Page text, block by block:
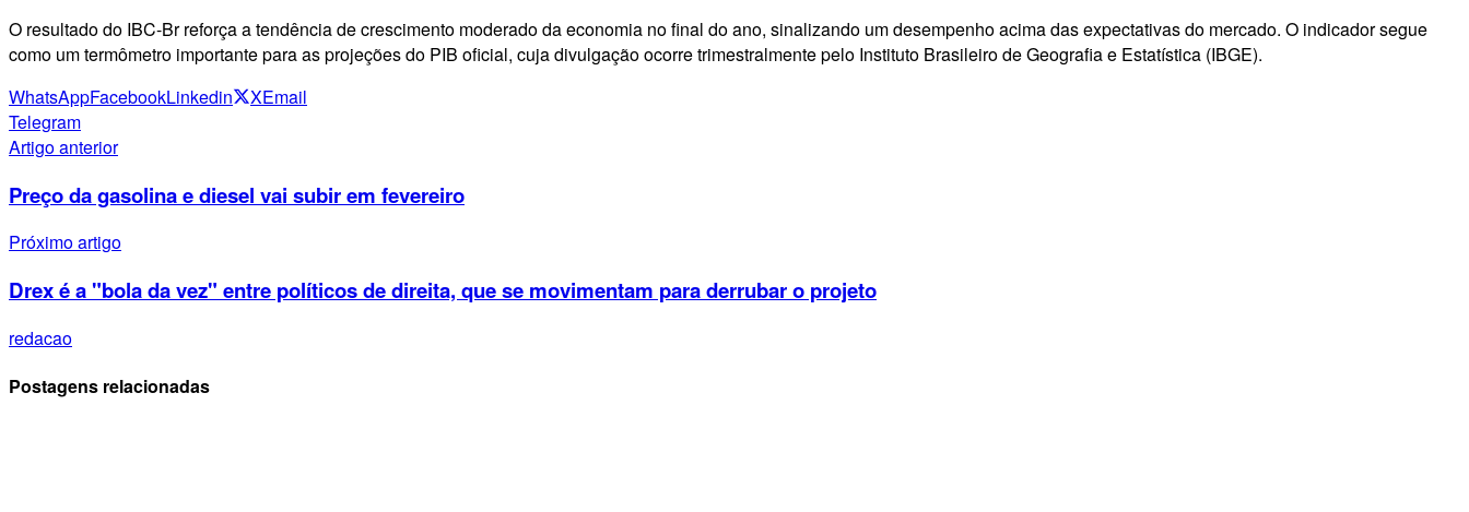
O resultado do IBC-Br reforça a tendência de crescimento moderado da economia no final do ano, sinalizando um desempenho acima das expectativas do mercado. O indicador segue
como um termômetro importante para as projeções do PIB oficial, cuja divulgação ocorre trimestralmente pelo Instituto Brasileiro de Geografia e Estatística (IBGE).
WhatsAppFacebookLinkedin XEmail
Telegram
Artigo anterior
Preço da gasolina e diesel vai subir em fevereiro
Próximo artigo
Drex é a "bola da vez" entre políticos de direita, que se movimentam para derrubar o projeto
redacao
Postagens relacionadas